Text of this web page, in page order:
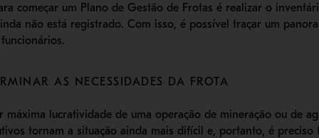
começar um Plano de Gestão de Frotas é realizar o
não está registrado. Com isso, é possível traçar um
AS NECESSIDADES DA FROTA
lucratividade de uma operação de mineração ou de
tornam a situação ainda mais difícil
e, portanto, é preciso